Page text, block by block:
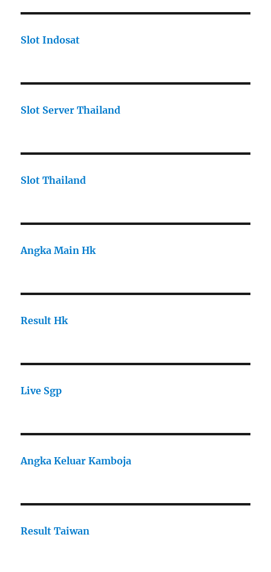
Slot Indosat
Slot Server Thailand
Slot Thailand
Angka Main Hk
Result Hk
Live Sgp
Angka Keluar Kamboja
Result Taiwan